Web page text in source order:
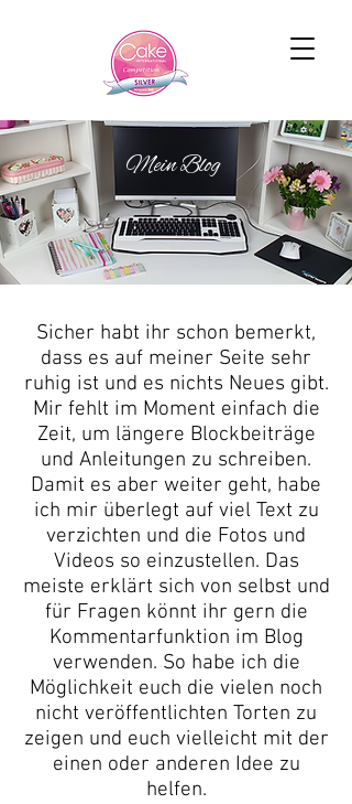
Mein Blog
Sicher habt ihr schon bemerkt,
dass es auf meiner Seite sehr
ruhig ist und es nichts Neues gibt.
Mir fehlt im Moment einfach die
Zeit, um längere Blockbeiträge
und Anleitungen zu schreiben.
Damit es aber weiter geht, habe
ich mir überlegt auf viel Text zu
verzichten und die Fotos und
Videos so einzustellen. Das
meiste erklärt sich von selbst und
für Fragen könnt ihr gern die
Kommentarfunktion im Blog
verwenden. So habe ich die
Möglichkeit euch die vielen noch
nicht veröffentlichten Torten zu
zeigen und euch vielleicht mit der
einen oder anderen Idee zu
helfen.